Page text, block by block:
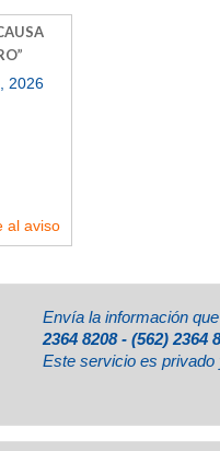
2026
al aviso
Envía la información
2364 8208 - (562) 2364
Este servicio es privado